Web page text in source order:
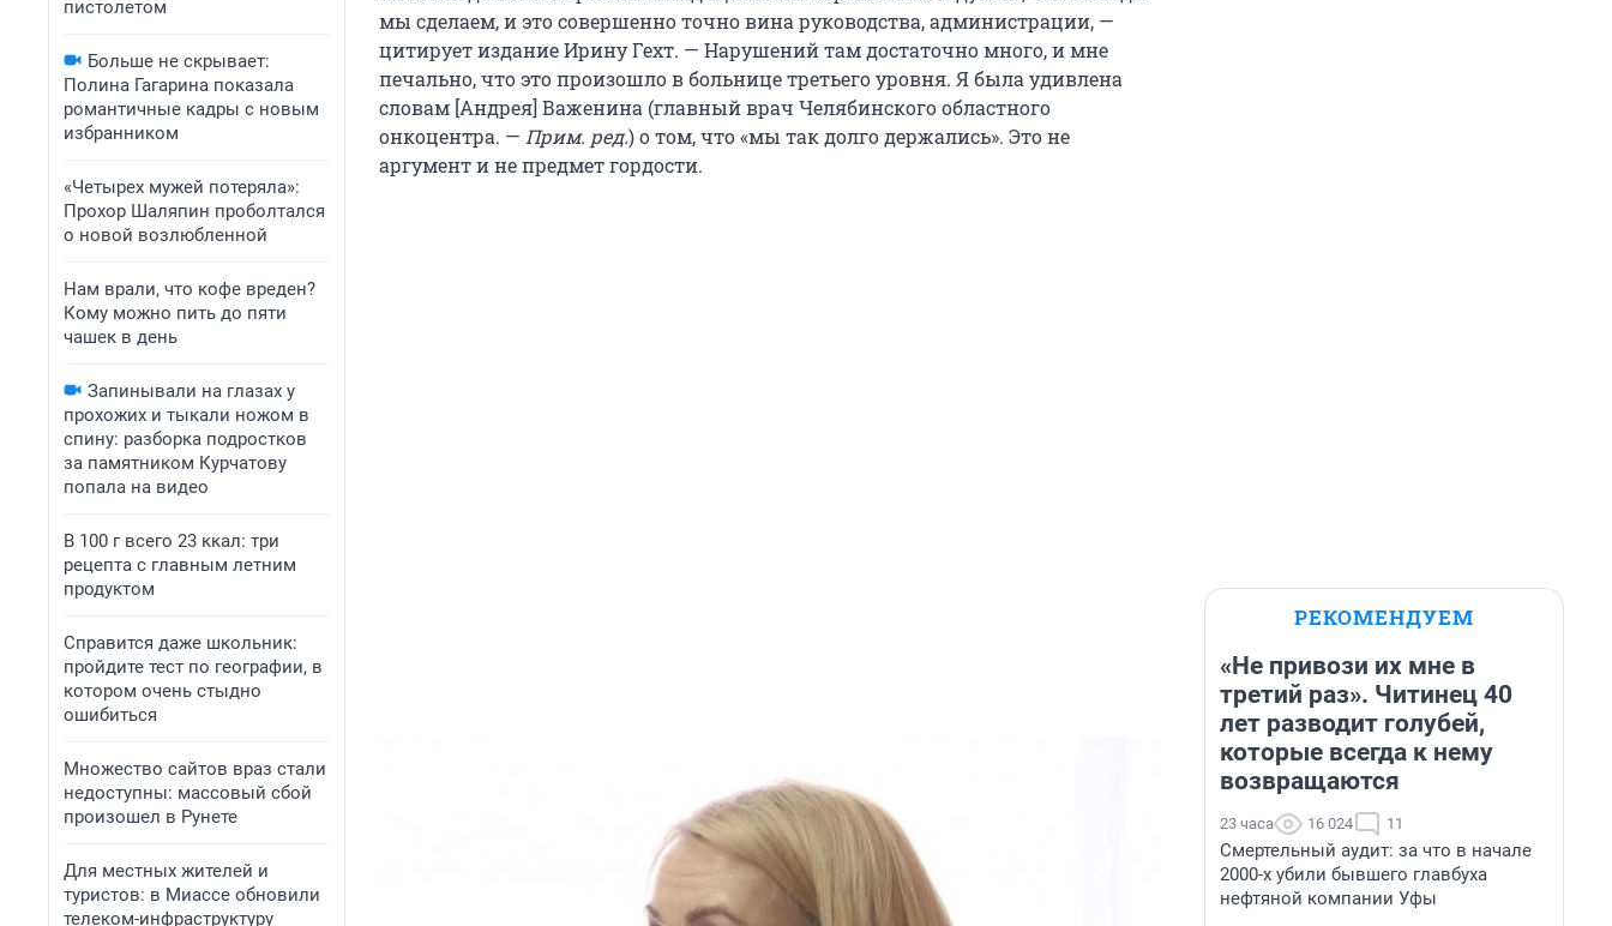
пистолетом
Больше не скрывает:
Полина Гагарина показала
романтичные кадры с новым
избранником
«Четырех мужей потеряла»:
Прохор Шаляпин проболтался
о новой возлюбленной
Нам врали, что кофе вреден?
Кому можно пить до пяти
чашек в день
Запинывали на глазах у
прохожих и тыкали ножом в
спину: разборка подростков
за памятником Курчатову
попала на видео
В 100 г всего 23 ккал: три
рецепта с главным летним
продуктом
Справится даже школьник:
пройдите тест по географии, в
котором очень стыдно
ошибиться
Множество сайтов враз стали
недоступны: массовый сбой
произошел в Рунете
Для местных жителей и
туристов: в Миассе обновили
телеком-инфраструктуру
мы сделаем, и это совершенно точно вина руководства, администрации, —
цитирует издание Ирину Гехт. — Нарушений там достаточно много, и мне
печально, что это произошло в больнице третьего уровня. Я была удивлена
словам [Андрея] Важенина (главный врач Челябинского областного
онкоцентра. — Прим. ред.) о том, что «мы так долго держались». Это не
аргумент и не предмет гордости.
РЕКОМЕНДУЕМ
«Не привози их мне в
третий раз». Читинец 40
лет разводит голубей,
которые всегда к нему
возвращаются
23 часа 16 024 11
Смертельный аудит: за что в начале
2000-х убили бывшего главбуха
нефтяной компании Уфы